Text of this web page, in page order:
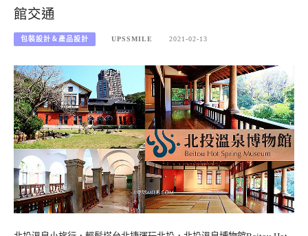
館交通
包裝設計＆產品設計 UPSSMILE 2021-02-13